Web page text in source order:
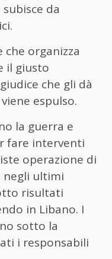
da
organizza
il giusto
che gli dà
espulso.
la guerra e
fare interventi
operazione di
negli ultimi
risultati
in Libano. I
sotto la
i responsabili